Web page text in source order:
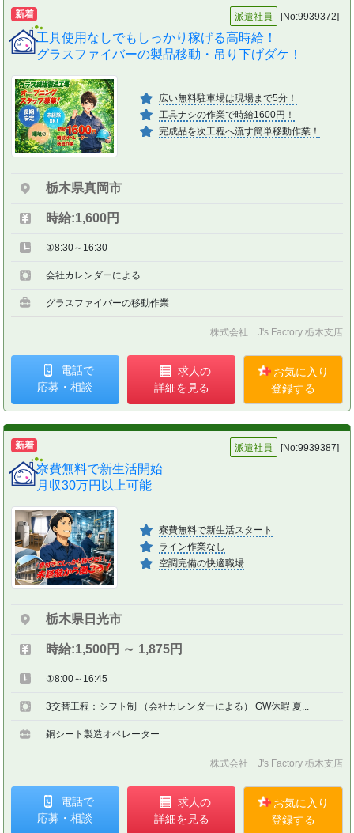
新着 派遣社員 [No:9939372]
工具使用なしでもしっかり稼げる高時給！
グラスファイバーの製品移動・吊り下げダケ！
広い無料駐車場は現場まで5分！
工具ナシの作業で時給1600円！
完成品を次工程へ流す簡単移動作業！
栃木県真岡市
時給:1,600円
①8:30～16:30
会社カレンダーによる
グラスファイバーの移動作業
株式会社 J's Factory 栃木支店
電話で
応募・相談
求人の
詳細を見る
お気に入り
登録する
新着 派遣社員 [No:9939387]
寮費無料で新生活開始
月収30万円以上可能
寮費無料で新生活スタート
ライン作業なし
空調完備の快適職場
栃木県日光市
時給:1,500円 ～ 1,875円
①8:00～16:45
3交替工程：シフト制 （会社カレンダーによる） GW休暇 夏...
銅シート製造オペレーター
株式会社 J's Factory 栃木支店
電話で
応募・相談
求人の
詳細を見る
お気に入り
登録する